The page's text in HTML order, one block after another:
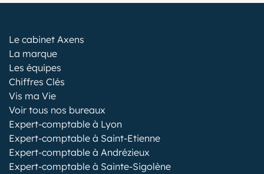
Le cabinet Axens
La marque
Les équipes
Chiffres Clés
Vis ma Vie
Voir tous nos bureaux
Expert-comptable à Lyon
Expert-comptable à Saint-Etienne
Expert-comptable à Andrézieux
Expert-comptable à Sainte-Sigolène